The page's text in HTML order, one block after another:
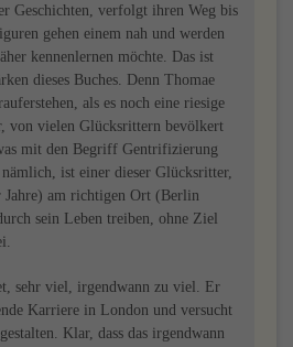
Geschichten, verfolgt ihren Weg bis
gehen einem nah und werden
kennenlernen möchte. Das ist
dieses Buches. Denn Thomae
als es noch eine riesige
von vielen Glücksrittern bevölkert
mit den Begriff Gentrifizierung
ist einer dieser Glücksritter,
am richtigen Ort (Berlin
sein Leben treiben, ohne Ziel
sehr viel, irgendwann zu viel. Er
Karriere in London und versucht
Klar, dass das irgendwann